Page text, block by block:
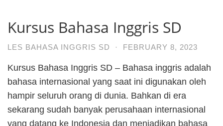
Kursus Bahasa Inggris SD
LES BAHASA INGGRIS SD · FEBRUARY 8, 2023
Kursus Bahasa Inggris SD – Bahasa inggris adalah
bahasa internasional yang saat ini digunakan oleh
hampir seluruh orang di dunia. Bahkan di era
sekarang sudah banyak perusahaan internasional
yang datang ke Indonesia dan menjadikan bahasa